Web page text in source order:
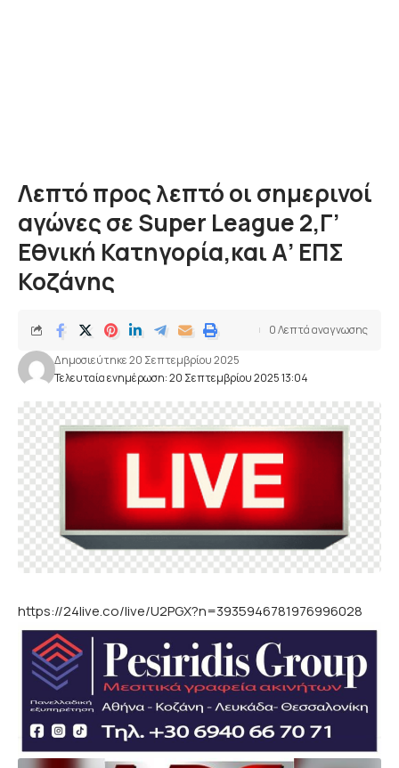
Λεπτό προς λεπτό οι σημερινοί
αγώνες σε Super League 2,Γ’
Εθνική Κατηγορία,και Α’ ΕΠΣ
Κοζάνης
Τελευταία ενημέρωση: 20 Σεπτεμβρίου 2025 13:04
Δημοσιεύτηκε 20 Σεπτεμβρίου 2025
0 Λεπτά αναγνωσης
https://24live.co/live/U2PGX?n=3935946781976996028